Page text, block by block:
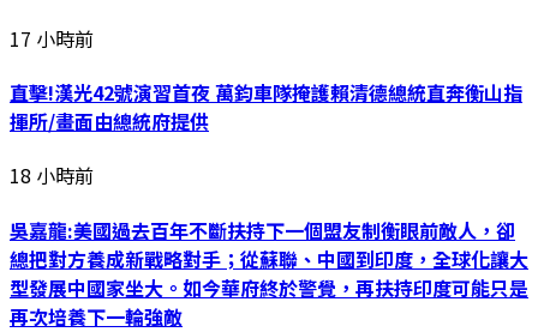
17 小時前
直擊!漢光42號演習首夜 萬鈞車隊掩護賴清德總統直奔衡山指
揮所/畫面由總統府提供
18 小時前
吳嘉龍:美國過去百年不斷扶持下一個盟友制衡眼前敵人，卻
總把對方養成新戰略對手；從蘇聯、中國到印度，全球化讓大
型發展中國家坐大。如今華府終於警覺，再扶持印度可能只是
再次培養下一輪強敵